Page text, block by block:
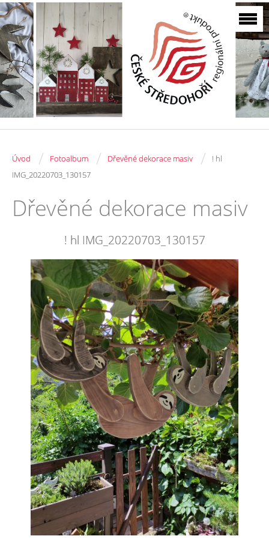
Úvod / Fotoalbum / Dřevěné dekorace masiv /
! hl
IMG_20220703_130157
Dřevěné dekorace masiv
! hl IMG_20220703_130157